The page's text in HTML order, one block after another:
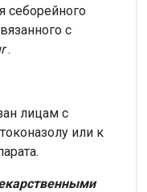
себорейного
с
.
лицам с
или к